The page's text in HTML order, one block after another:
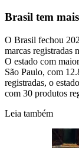
Brasil tem
O Brasil fechou
marcas registradas
O estado com
São Paulo, com
registradas, o
com 30 produtos
Leia também